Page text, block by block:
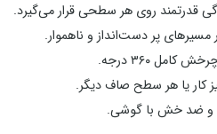
قدرتمند روی هر سطحی قرار می‌گیرد.
پر دست‌انداز و ناهموار.
۳۶۰ درجه.
کار یا هر سطح صاف دیگر.
و ضد خش با گوشی.